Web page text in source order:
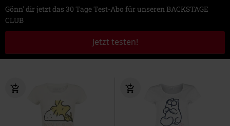
Gönn' dir jetzt das 30 Tage Test-Abo für unseren BACKSTAGE
CLUB
Jetzt testen!